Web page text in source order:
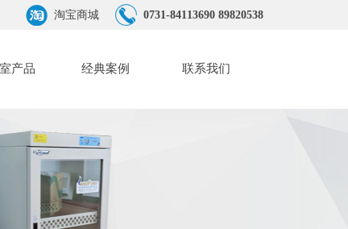
淘宝商城 0731-84113690 89820538
产品 经典案例 联系我们